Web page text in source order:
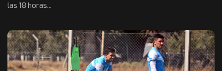
las 18 horas...